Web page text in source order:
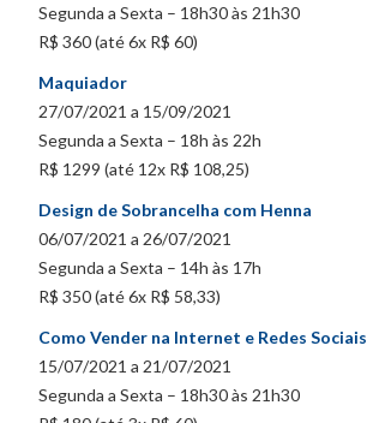
Segunda a Sexta – 18h30 às 21h30
R$ 360 (até 6x R$ 60)
Maquiador
27/07/2021 a 15/09/2021
Segunda a Sexta – 18h às 22h
R$ 1299 (até 12x R$ 108,25)
Design de Sobrancelha com Henna
06/07/2021 a 26/07/2021
Segunda a Sexta – 14h às 17h
R$ 350 (até 6x R$ 58,33)
Como Vender na Internet e Redes Sociais
15/07/2021 a 21/07/2021
Segunda a Sexta – 18h30 às 21h30